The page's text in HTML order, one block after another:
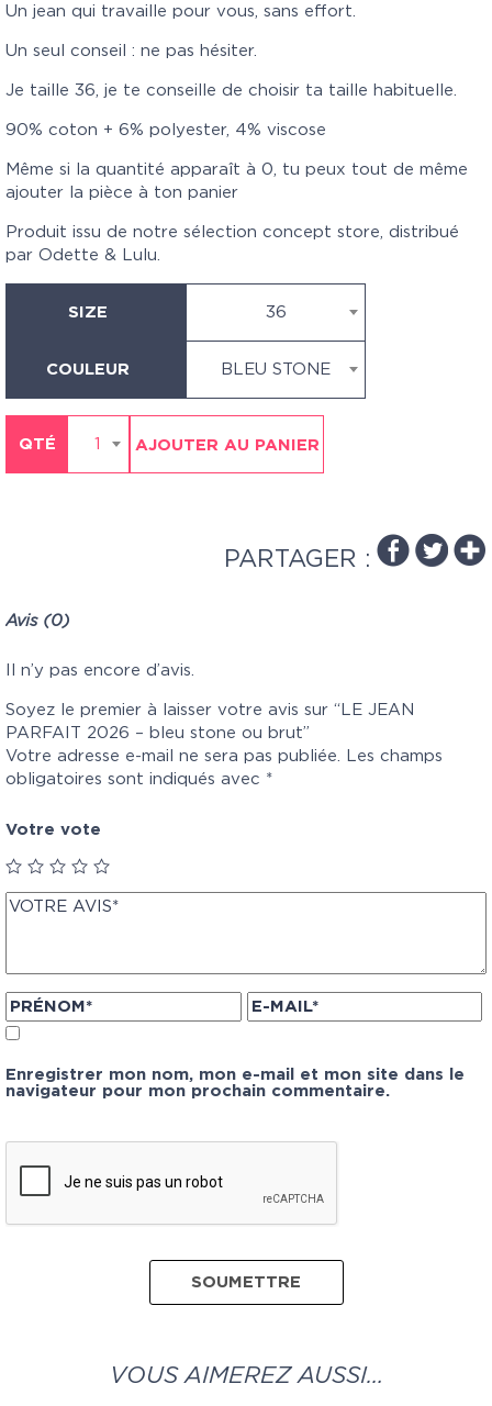
Un jean qui travaille pour vous, sans effort.
Un seul conseil : ne pas hésiter.
Je taille 36, je te conseille de choisir ta taille habituelle.
90% coton + 6% polyester, 4% viscose
Même si la quantité apparaît à 0, tu peux tout de même
ajouter la pièce à ton panier
Produit issu de notre sélection concept store, distribué
par Odette & Lulu.
SIZE 36
COULEUR BLEU STONE
QTÉ 1 AJOUTER AU PANIER
PARTAGER :
Avis (0)
Il n’y pas encore d’avis.
Soyez le premier à laisser votre avis sur “LE JEAN
PARFAIT 2026 – bleu stone ou brut”
Votre adresse e-mail ne sera pas publiée.
Les champs
obligatoires sont indiqués avec *
Votre vote
Enregistrer mon nom, mon e-mail et mon site dans le
navigateur pour mon prochain commentaire.
VOUS AIMEREZ AUSSI…